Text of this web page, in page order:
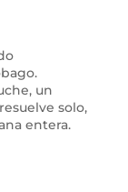
un
solo,
entera.